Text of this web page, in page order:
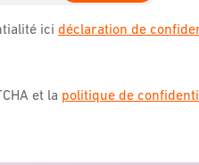
ici déclaration de
et la politique de